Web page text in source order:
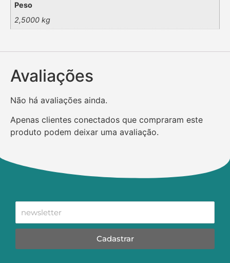
Peso
2,5000 kg
Avaliações
Não há avaliações ainda.
Apenas clientes conectados que compraram este
produto podem deixar uma avaliação.
Cadastrar